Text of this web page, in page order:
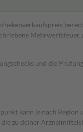
Mehrwertsteuer,
und die
kann je nach Region
zu deiner